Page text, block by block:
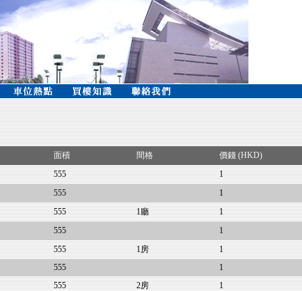
面積 間格 價錢 (HKD)
555 1
555 1
555 1廳 1
555 1
555 1房 1
555 1
555 2房 1